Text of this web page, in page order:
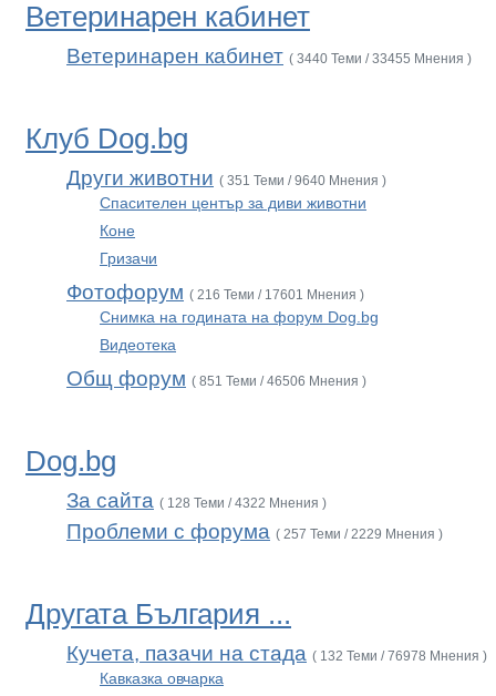
Ветеринарен кабинет
Ветеринарен кабинет ( 3440 Теми / 33455 Мнения )
Клуб Dog.bg
Други животни ( 351 Теми / 9640 Мнения )
Спасителен център за диви животни
Коне
Гризачи
Фотофорум ( 216 Теми / 17601 Мнения )
Снимка на годината на форум Dog.bg
Видеотека
Общ форум ( 851 Теми / 46506 Мнения )
Dog.bg
За сайта ( 128 Теми / 4322 Мнения )
Проблеми с форума ( 257 Теми / 2229 Мнения )
Другата България ...
Кучета, пазачи на стада ( 132 Теми / 76978 Мнения )
Кавказка овчарка